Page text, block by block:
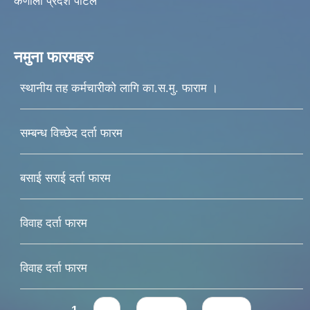
नमुना फारमहरु
स्थानीय तह कर्मचारीको लागि का.स.मु. फाराम ।
सम्बन्ध विच्छेद दर्ता फारम
बसाई सराई दर्ता फारम
विवाह दर्ता फारम
विवाह दर्ता फारम